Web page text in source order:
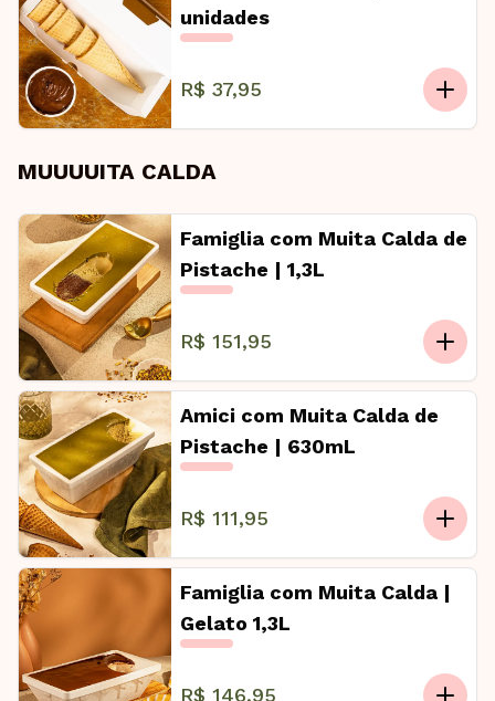
unidades
R$ 37,95
MUUUUITA CALDA
Famiglia com Muita Calda de
Pistache | 1,3L
R$ 151,95
Amici com Muita Calda de
Pistache | 630mL
R$ 111,95
Famiglia com Muita Calda |
Gelato 1,3L
R$ 146,95